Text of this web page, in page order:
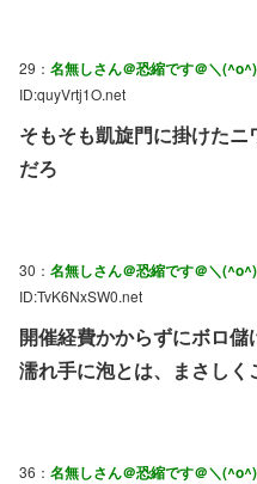
29： 名無しさん＠恐縮です＠＼
ID:quyVrtj1O.net
そもそも凱旋門に掛けた
だろ
30： 名無しさん＠恐縮です＠＼
ID:TvK6NxSW0.net
開催経費かからずにボロ儲
濡れ手に泡とは、まさしく
36： 名無しさん＠恐縮です＠＼